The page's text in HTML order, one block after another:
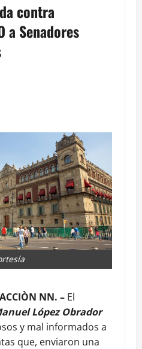
contra
a Senadores
NN. – El
López Obrador
y mal informados a
que, enviaron una